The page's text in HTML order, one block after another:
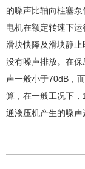
的噪声比轴向柱塞
电机在额定转速下
滑块快降及滑块静
没有噪声排放。在
声一般小于70dB，
算，在一般工况下
通液压机产生的噪声